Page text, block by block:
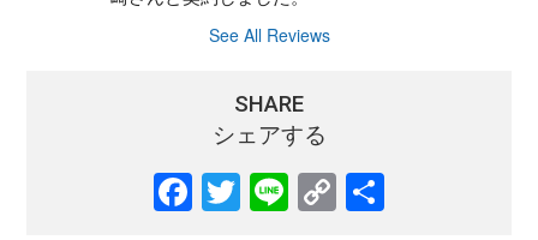
See All Reviews
SHARE
シェアする
Facebook
Twitter
LineCopy